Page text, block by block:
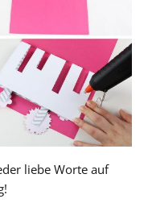
liebe Worte auf